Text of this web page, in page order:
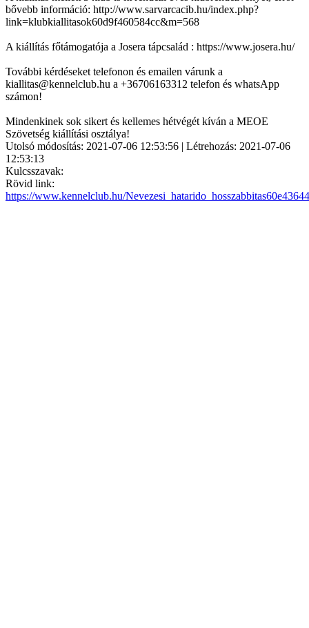
bővebb információ: http://www.sarvarcacib.hu/index.php?
link=klubkiallitasok60d9f460584cc&m=568
A kiállítás főtámogatója a Josera tápcsalád : https://www.josera.hu/
További kérdéseket telefonon és emailen várunk a
kiallitas@kennelclub.hu a +36706163312 telefon és whatsApp
számon!
Mindenkinek sok sikert és kellemes hétvégét kíván a MEOE
Szövetség kiállítási osztálya!
Utolsó módosítás: 2021-07-06 12:53:56 | Létrehozás: 2021-07-06
12:53:13
Kulcsszavak:
Rövid link:
https://www.kennelclub.hu/